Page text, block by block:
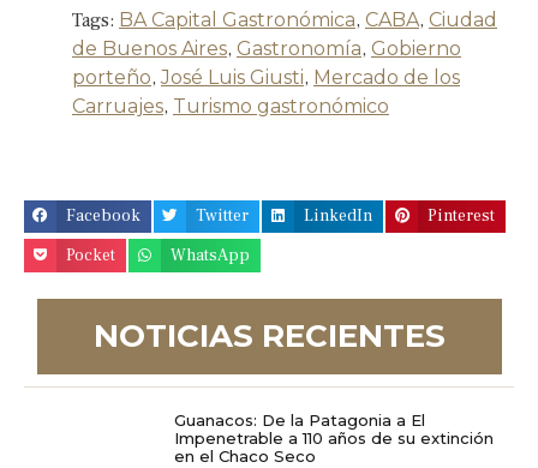
Tags: BA Capital Gastronómica, CABA, Ciudad
de Buenos Aires, Gastronomía, Gobierno
porteño,José Luis Giusti, Mercado de los
Carruajes, Turismo gastronómico
Facebook Twitter LinkedIn
Pinterest
Pocket
WhatsApp
NOTICIAS RECIENTES
Guanacos: De la Patagonia a El
Impenetrable a 110 años de su extinción
en el Chaco Seco